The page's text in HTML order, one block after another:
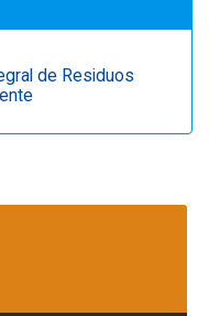
de Residuos